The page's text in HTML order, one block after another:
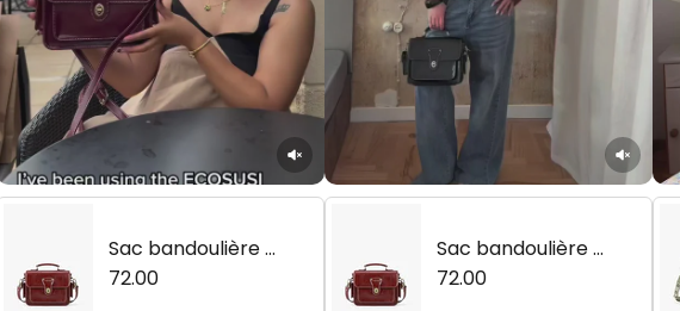
Sac bandoulière vi
ntage en cuir vég
72.00
Sac bandoulière vi
ntage en cuir vég
72.00